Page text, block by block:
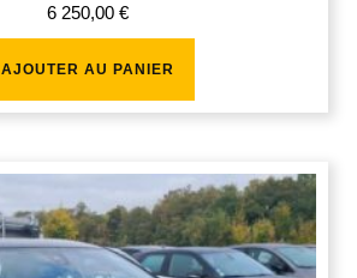
6 250,00 €
AJOUTER AU PANIER